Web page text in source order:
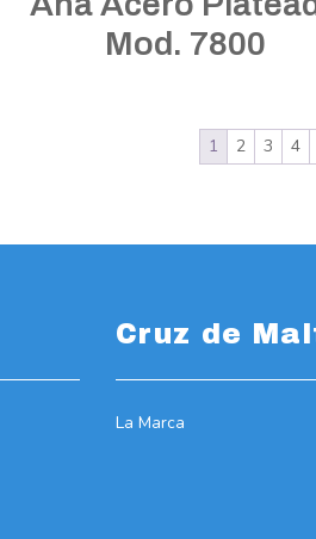
Mod. 7800
1 2 3 4
Cruz de
La Marca